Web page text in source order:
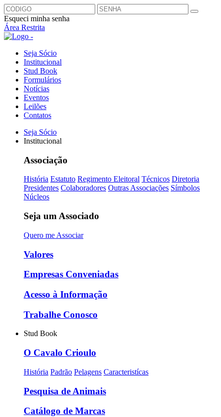
Esqueci minha senha
Área Restrita
Seja Sócio
Institucional
Stud Book
Formulários
Notícias
Eventos
Leilões
Contatos
Seja Sócio
Institucional
Associação
História Estatuto Regimento Eleitoral Técnicos Diretoria
Presidentes Colaboradores Outras Associações Símbolos
Núcleos
Seja um Associado
Quero me Associar
Valores
Empresas Conveniadas
Acesso à Informação
Trabalhe Conosco
Stud Book
O Cavalo Crioulo
História Padrão Pelagens Caracteristícas
Pesquisa de Animais
Catálogo de Marcas